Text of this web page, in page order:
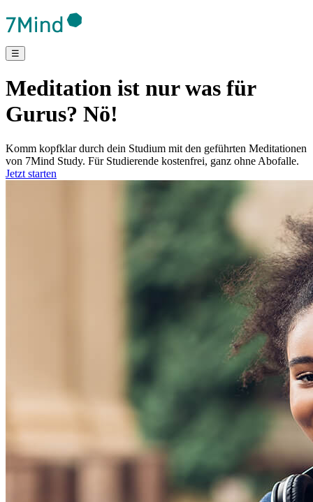
☰
Meditation ist nur was für
Gurus? Nö!
Komm kopfklar durch dein Studium mit den geführten Meditationen
von 7Mind Study. Für Studierende kostenfrei, ganz ohne Abofalle.
Jetzt starten